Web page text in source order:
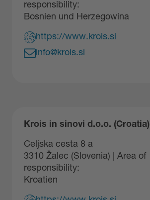
responsibility:
Bosnien und Herzegowina
https://www.krois.si
info@krois.si
Krois in sinovi d.o.o. (Croatia)
Celjska cesta 8 a
3310 Žalec (Slovenia) | Area of
responsibility:
Kroatien